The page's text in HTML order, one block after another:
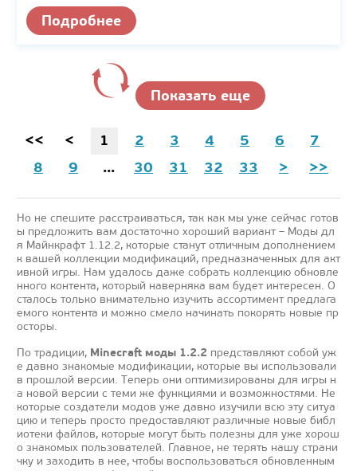
Подробнее
Показать еще
<< < 1 2 3 4 5 6
7
8
9 ... 30 31 32 33 > >>
Но не спешите расстраиваться, так как мы уже сейчас готов
ы предложить вам достаточно хороший вариант – Моды дл
я Майнкрафт 1.12.2, которые станут отличным дополнением
к вашей коллекции модификаций, предназначенных для акт
ивной игры. Нам удалось даже собрать коллекцию обновле
нного контента, который наверняка вам будет интересен. О
сталось только внимательно изучить ассортимент предлага
емого контента и можно смело начинать покорять новые пр
осторы.
По традиции, Minecraft моды 1.2.2 представляют собой уж
е давно знакомые модификации, которые вы использовали
в прошлой версии. Теперь они оптимизированы для игры н
а новой версии с теми же функциями и возможностями. Не
которые создатели модов уже давно изучили всю эту ситуа
цию и теперь просто предоставляют различные новые библ
иотеки файлов, которые могут быть полезны для уже хорош
о знакомых пользователей. Главное, не терять нашу страни
чку и заходить в нее, чтобы воспользоваться обновленным